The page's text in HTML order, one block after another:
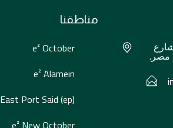
الزمالك - 16 شارع
مصر.
مناطقنا
e² October
e² Alamein
East Port Said (ep)
e² New October